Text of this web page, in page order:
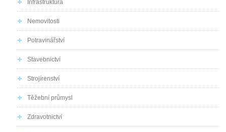
Infrastruktura
Nemovitosti
Potravinářství
Stavebnictví
Strojírenství
Těžební průmysl
Zdravotnictví